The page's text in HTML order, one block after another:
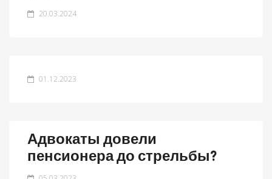
20.03.2024
01.12.2023
Адвокаты довели
пенсионера до стрельбы?